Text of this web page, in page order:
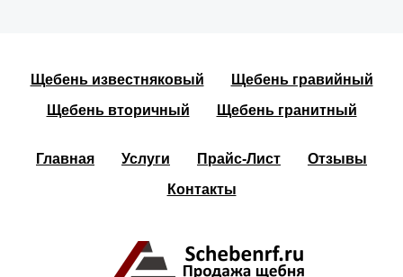
Щебень известняковый
Щебень гравийный
Щебень вторичный
Щебень гранитный
Главная Услуги Прайс-Лист
Отзывы
Контакты